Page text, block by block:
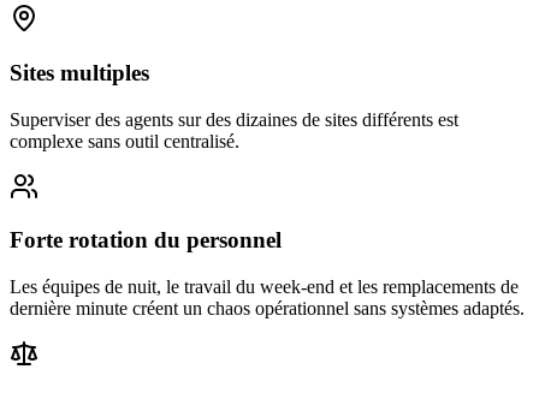
Sites multiples
Superviser des agents sur des dizaines de sites différents est
complexe sans outil centralisé.
Forte rotation du personnel
Les équipes de nuit, le travail du week-end et les remplacements de
dernière minute créent un chaos opérationnel sans systèmes adaptés.